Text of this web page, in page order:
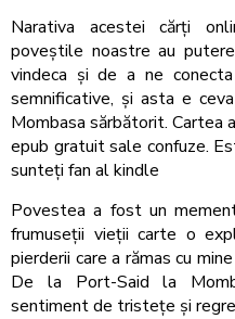
Narativa acestei cărți
poveștile noastre au
vindeca și de a ne
semnificative, și asta e
Mombasa sărbătorit. Cartea
epub gratuit sale confuze.
sunteți fan al kindle
Povestea a fost un
frumuseții vieții carte o
pierderii care a rămas cu
De la Port-Said la
sentiment de tristețe și